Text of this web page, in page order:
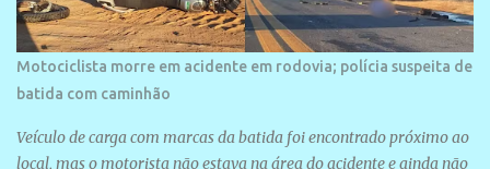
Motociclista morre em acidente em rodovia; polícia suspeita de
batida com caminhão
Veículo de carga com marcas da batida foi encontrado próximo ao
local, mas o motorista não estava na área do acidente e ainda não